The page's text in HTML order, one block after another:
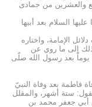
والعشرين من جمادى
السلام بعد أبيها
الإمامة، واختاره
إلى ما روي عن
الصادق عليه السلام: عاشت فاطمة عليها السلام 75 يوماً بعد رسول الله صلّى
فاطمة بعد وفاة النبيّ
ستة أشهر، والمقلل
أبي جعفر محمد بن